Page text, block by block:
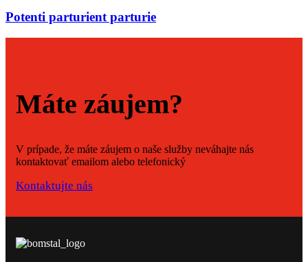
Potenti parturient parturie
Máte záujem?
V prípade, že máte záujem o naše služby neváhajte nás
kontaktovať emailom alebo telefonický
Kontaktujte nás